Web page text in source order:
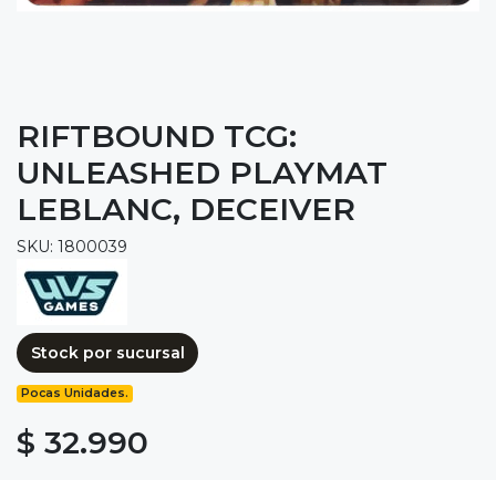
RIFTBOUND TCG:
UNLEASHED PLAYMAT
LEBLANC, DECEIVER
SKU: 1800039
Stock por sucursal
Pocas Unidades.
$ 32.990